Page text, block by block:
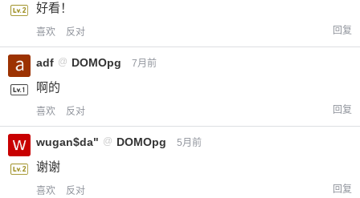
好看！
喜欢 反对 回复
adf @ DOMOpg 7月前
啊的
喜欢 反对 回复
wugan$da" @ DOMOpg 5月前
谢谢
喜欢 反对 回复